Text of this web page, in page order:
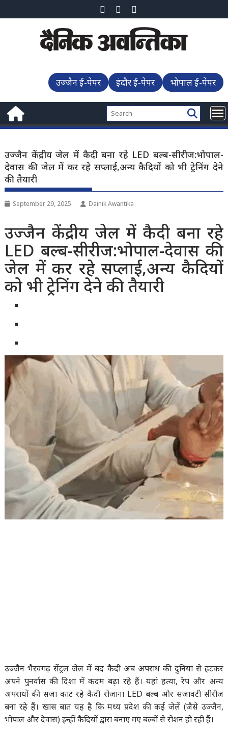
to
उज्जैन ई-पेपर इंदौर ई-पेपर भोपाल ई-पेपर
उज्जैन केंद्रीय जेल में कैदी बना रहे LED बल्ब-सीरीज:भोपाल-
देवास की जेल में कर रहे सप्लाई,अन्य कैदियों को भी ट्रेनिंग देने
की तैयारी
September 29, 2025 Dainik Awantika
उज्जैन केंद्रीय जेल में कैदी बना रहे
LED बल्ब-सीरीज:भोपाल-देवास की
जेल में कर रहे सप्लाई,अन्य कैदियों
को भी ट्रेनिंग देने की तैयारी
उज्जैन भैरवगढ़ सेंट्रल जेल में बंद कैदी अब अपराध की दुनिया से हटकर
अपने पुनर्वास की दिशा में कदम बढ़ा रहे हैं। यहां हत्या, रेप और अन्य
अपराधों की सजा काट रहे कैदी रोजाना LED बल्ब और सजावटी सीरीज
बना रहे हैं। खास बात यह है कि मध्य प्रदेश की कई जेलें (जैसे उज्जैन,
भोपाल और देवास) इन्हीं कैदियों द्वारा बनाए गए बल्बों से रोशन हो रही हैं।